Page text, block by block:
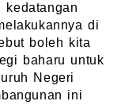
kedatangan
di
boleh kita
baharu untuk
Negeri
ini